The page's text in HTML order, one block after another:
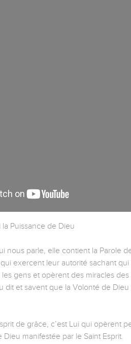
la Puissance de Dieu
nous parle, elle contient la Parole
exercent leur autorité sachant
gens et opèrent des miracles
dit et savent que la Volonté de
de grâce, c’est Lui qui opèrent
Dieu manifestée par le Saint Esprit.